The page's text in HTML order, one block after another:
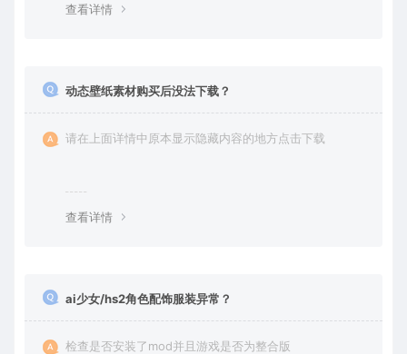
查看详情
动态壁纸素材购买后没法下载？
请在上面详情中原本显示隐藏内容的地方点击下载
查看详情
ai少女/hs2角色配饰服装异常？
检查是否安装了mod并且游戏是否为整合版